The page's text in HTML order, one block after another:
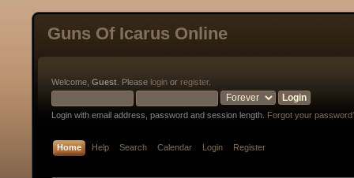
Guns Of Icarus Online
Welcome, Guest . Please login or register.
Login with email address, password and session length. Forgot your
Home Help Search Calendar Login Register